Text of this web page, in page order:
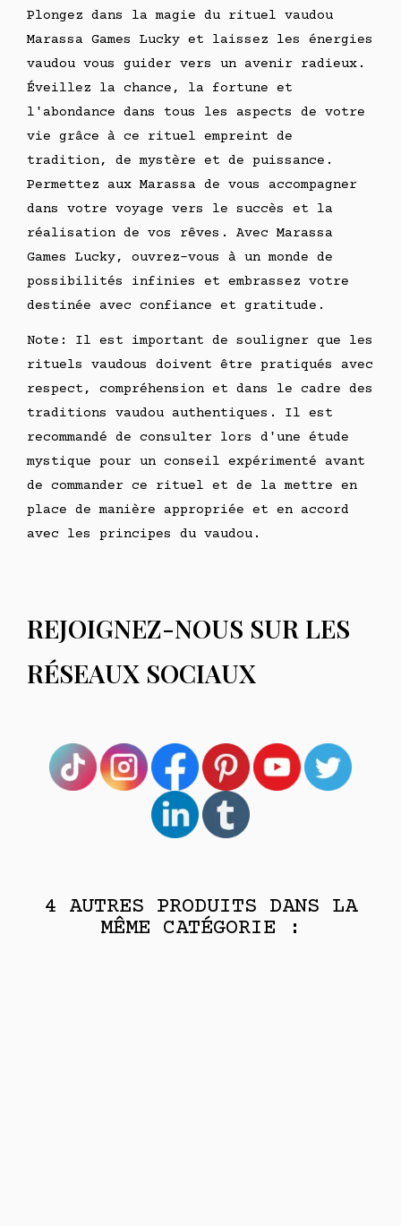
Plongez dans la magie du rituel vaudou
Marassa Games Lucky et laissez les énergies
vaudou vous guider vers un avenir radieux.
Éveillez la chance, la fortune et
l'abondance dans tous les aspects de votre
vie grâce à ce rituel empreint de
tradition, de mystère et de puissance.
Permettez aux Marassa de vous accompagner
dans votre voyage vers le succès et la
réalisation de vos rêves. Avec Marassa
Games Lucky, ouvrez-vous à un monde de
possibilités infinies et embrassez votre
destinée avec confiance et gratitude.
Note: Il est important de souligner que les
rituels vaudous doivent être pratiqués avec
respect, compréhension et dans le cadre des
traditions vaudou authentiques. Il est
recommandé de consulter lors d'une étude
mystique pour un conseil expérimenté avant
de commander ce rituel et de la mettre en
place de manière appropriée et en accord
avec les principes du vaudou.
REJOIGNEZ-NOUS SUR LES
RÉSEAUX SOCIAUX
4 AUTRES PRODUITS DANS LA
MÊME CATÉGORIE :